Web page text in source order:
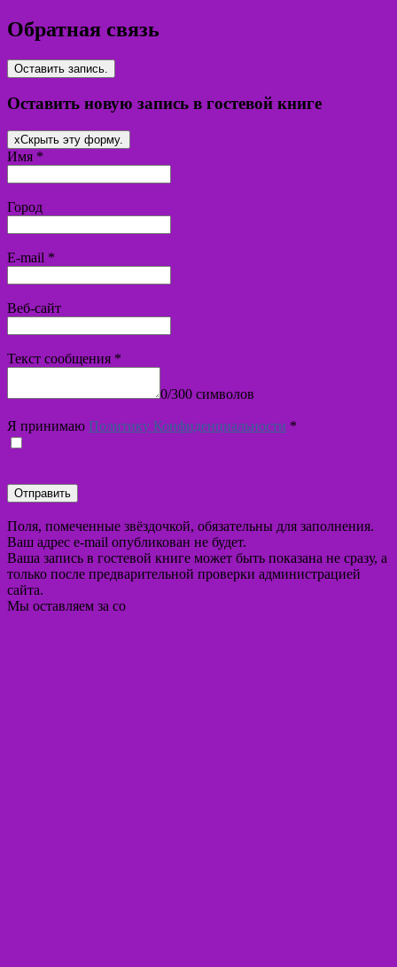
Обратная связь
Оставить новую запись в гостевой книге
xСкрыть эту форму.
Имя *
Город
E-mail *
Веб-сайт
Текст сообщения *
0/300 символов
Я принимаю Политику Конфиденциальности *
Поля, помеченные звёздочкой, обязательны для заполнения.
Ваш адрес e-mail опубликован не будет.
Ваша запись в гостевой книге может быть показана не сразу, а
только после предварительной проверки администрацией
сайта.
Мы оставляем за со